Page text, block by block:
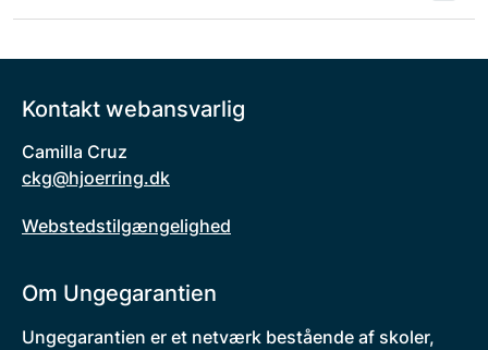
Kontakt webansvarlig
Camilla Cruz
ckg@hjoerring.dk
Webstedstilgængelighed
Om Ungegarantien
Ungegarantien er et netværk bestående af skoler,